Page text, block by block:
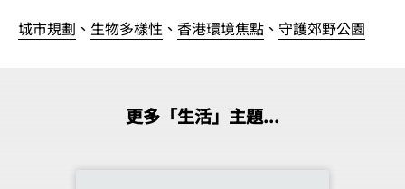
城市規劃 、 生物多樣性 、 香港環境焦點 、 守護郊野公園
更多「生活」主題...